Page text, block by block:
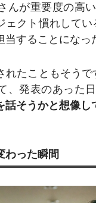
が重要度の高
ェクト慣れして
することになっ
れたこともそう
、発表のあった
話そうかと想像
わった瞬間